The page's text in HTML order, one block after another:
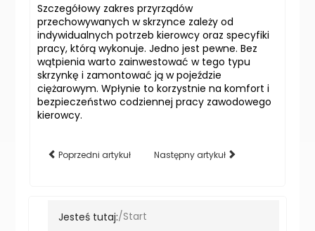
Szczegółowy zakres przyrządów
przechowywanych w skrzynce zależy od
indywidualnych potrzeb kierowcy oraz specyfiki
pracy, którą wykonuje. Jedno jest pewne. Bez
wątpienia warto zainwestować w tego typu
skrzynkę i zamontować ją w pojeździe
ciężarowym. Wpłynie to korzystnie na komfort i
bezpieczeństwo codziennej pracy zawodowego
kierowcy.
Poprzedni artykuł Następny artykuł
Jesteś tutaj: Start